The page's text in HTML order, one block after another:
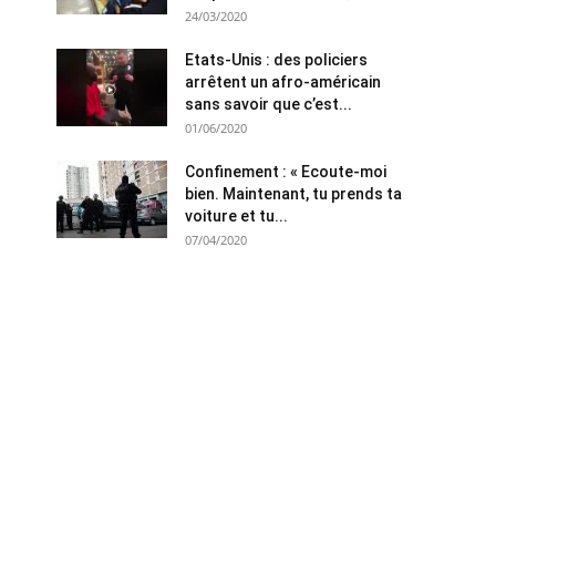
24/03/2020
Etats-Unis : des policiers
arrêtent un afro-américain
sans savoir que c’est...
01/06/2020
Confinement : « Ecoute-moi
bien. Maintenant, tu prends ta
voiture et tu...
07/04/2020